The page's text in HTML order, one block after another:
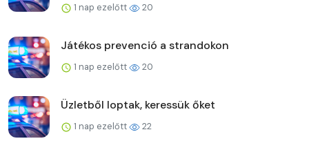
1 nap ezelőtt 20
Játékos prevenció a strandokon
1 nap ezelőtt 20
Üzletből loptak, keressük őket
1 nap ezelőtt 22